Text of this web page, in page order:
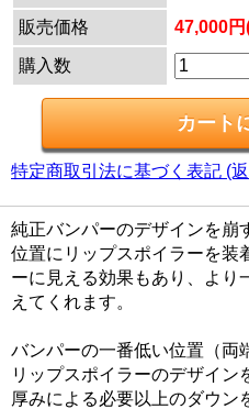
販売価格
47,000
購入数
特定商取引法に基づく表記 (
純正バンパーのデザインを崩
位置にリップスポイラーを装
ーに見える効果もあり、より
えてくれます。
バンパーの一番低い位置（両
リップスポイラーのデザイ
厚みによる必要以上のダウン